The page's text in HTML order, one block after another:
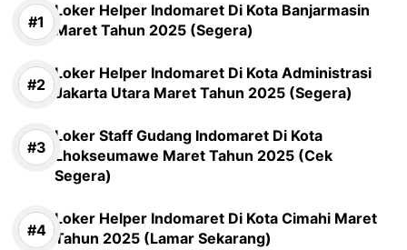
Loker Helper Indomaret Di Kota Banjarmasin
Maret Tahun 2025 (Segera)
Loker Helper Indomaret Di Kota Administrasi
Jakarta Utara Maret Tahun 2025 (Segera)
Loker Staff Gudang Indomaret Di Kota
Lhokseumawe Maret Tahun 2025 (Cek
Segera)
Loker Helper Indomaret Di Kota Cimahi Maret
Tahun 2025 (Lamar Sekarang)